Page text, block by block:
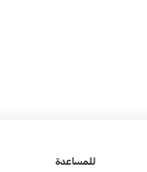
للمساعدة